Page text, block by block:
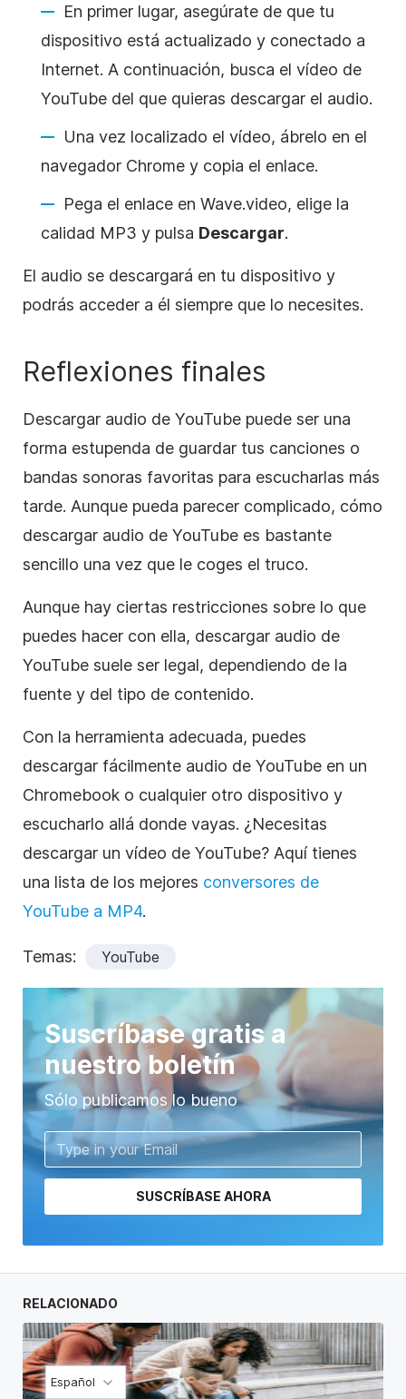
En primer lugar, asegúrate de que tu
dispositivo está actualizado y conectado a
Internet. A continuación, busca el vídeo de
YouTube del que quieras descargar el audio.
Una vez localizado el vídeo, ábrelo en el
navegador Chrome y copia el enlace.
Pega el enlace en Wave.video, elige la
calidad MP3 y pulsa Descargar.
El audio se descargará en tu dispositivo y
podrás acceder a él siempre que lo necesites.
Reflexiones finales
Descargar audio de YouTube puede ser una
forma estupenda de guardar tus canciones o
bandas sonoras favoritas para escucharlas más
tarde. Aunque pueda parecer complicado, cómo
descargar audio de YouTube es bastante
sencillo una vez que le coges el truco.
Aunque hay ciertas restricciones sobre lo que
puedes hacer con ella, descargar audio de
YouTube suele ser legal, dependiendo de la
fuente y del tipo de contenido.
Con la herramienta adecuada, puedes
descargar fácilmente audio de YouTube en un
Chromebook o cualquier otro dispositivo y
escucharlo allá donde vayas. ¿Necesitas
descargar un vídeo de YouTube? Aquí tienes
una lista de los mejores conversores de
YouTube a MP4.
Temas: YouTube
Suscríbase gratis a
nuestro boletín
Sólo publicamos lo bueno
SUSCRÍBASE AHORA
RELACIONADO
Español